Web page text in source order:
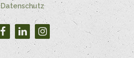
Datenschutz